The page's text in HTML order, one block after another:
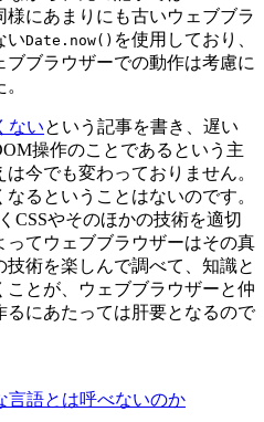
様にあまりにも古いウェブブラ
いDate.now() を使用しており、
ブラウザーでの動作は考慮に
ないという記事を書き、遅い
操作のことであるという主
今でも変わっておりません。
るということはないのです。
CSSやそのほかの技術を適切
てウェブブラウザーはその真
術を楽しんで調べて、知識と
ことが、ウェブブラウザーと仲
るにあたっては肝要となるので
言語とは呼べないのか